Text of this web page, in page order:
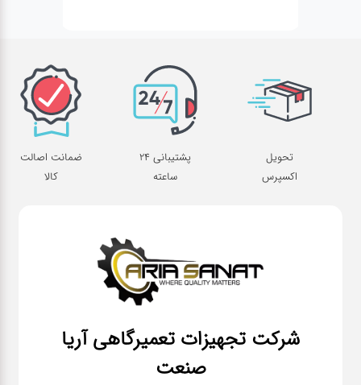
تحویل
اکسپرس
پشتیبانی 24
ساعته
ضمانت اصالت
کالا
شرکت تجهیزات تعمیرگاهی آریا
صنعت